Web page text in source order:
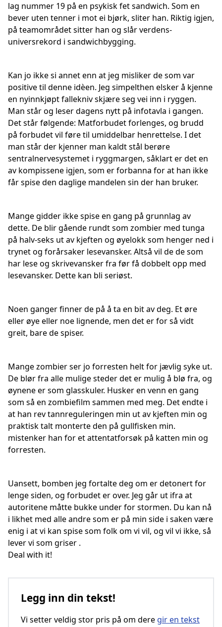
lag nummer 19 på en psykisk fet sandwich. Som en
bever uten tenner i mot ei bjørk, sliter han. Riktig igjen,
på teamområdet sitter han og slår verdens-
universrekord i sandwichbygging.
Kan jo ikke si annet enn at jeg misliker de som var
positive til denne idèen. Jeg simpelthen elsker å kjenne
en nyinnkjøpt fallekniv skjære seg vei inn i ryggen.
Man står og leser dagens nytt på infotavla i gangen.
Det står følgende: Matforbudet forlenges, og brudd
på forbudet vil føre til umiddelbar henrettelse. I det
man står der kjenner man kaldt stål berøre
sentralnervesystemet i ryggmargen, såklart er det en
av kompissene igjen, som er forbanna for at han ikke
får spise den daglige mandelen sin der han bruker.
Mange gidder ikke spise en gang på grunnlag av
dette. De blir gående rundt som zombier med tunga
på halv-seks ut av kjeften og øyelokk som henger ned i
trynet og forårsaker lesevansker. Altså vil de de som
har lese og skrivevansker fra før få dobbelt opp med
lesevansker. Dette kan bli seriøst.
Noen ganger finner de på å ta en bit av deg. Et øre
eller øye eller noe lignende, men det er for så vidt
greit, bare de spiser.
Mange zombier ser jo forresten helt for jævlig syke ut.
De blør fra alle mulige steder det er mulig å blø fra, og
øynene er som glasskuler. Husker en venn en gang
som så en zombiefilm sammen med meg. Det endte i
at han rev tannreguleringen min ut av kjeften min og
praktisk talt monterte den på gullfisken min.
mistenker han for et attentatforsøk på katten min og
forresten.
Uansett, bomben jeg fortalte deg om er detonert for
lenge siden, og forbudet er over. Jeg går ut ifra at
autoritene måtte bukke under for stormen. Du kan nå
i likhet med alle andre som er på min side i saken være
enig i at vi kan spise som folk om vi vil, og vil vi ikke, så
lever vi som griser .
Deal with it!
Legg inn din tekst!
Vi setter veldig stor pris på om dere gir en tekst